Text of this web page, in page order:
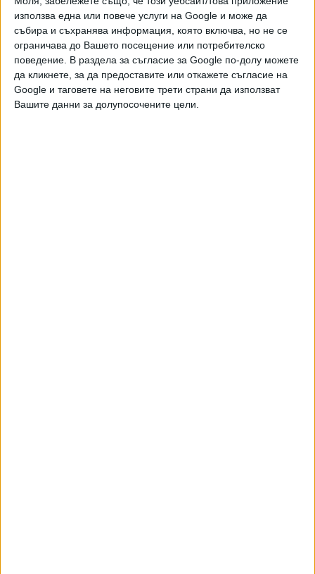
използва една или повече услуги на Google и може да
събира и съхранява информация, която включва, но не се
ограничава до Вашето посещение или потребителско
поведение. В раздела за съгласие за Google по-долу можете
да кликнете, за да предоставите или откажете съгласие на
Google и таговете на неговите трети страни да използват
Вашите данни за долупосочените цели.
зависимости“, каза Атилла.
Последвайте ни и в
Ако искате да подкрепите независимата
и качествена журналистика в “Сега”,
можете да направите дарение през